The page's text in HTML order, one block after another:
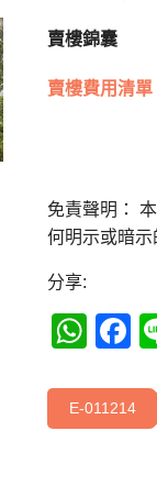
賣樓錦囊
賣樓費用清單
免責聲明：
何明示或暗
分享:
E-011214